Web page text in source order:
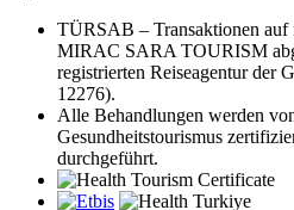
TÜRSAB – Transaktionen
MIRAC SARA TOURISM
registrierten Reiseagentur der
12276).
Alle Behandlungen werden
Gesundheitstourismus
durchgeführt.